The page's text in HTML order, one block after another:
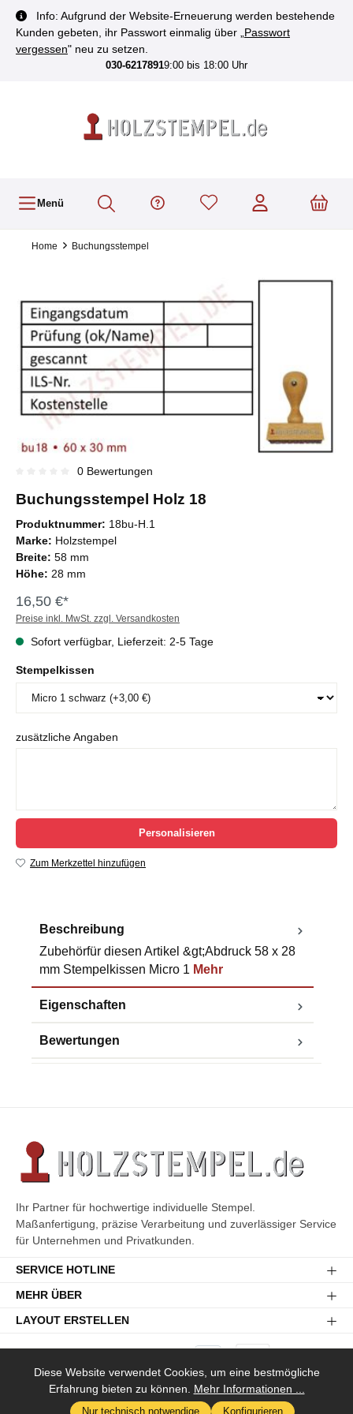
springen
Info: Aufgrund der Website-Erneuerung werden bestehende
Kunden gebeten, ihr Passwort einmalig über „ Passwort
vergessen" neu zu setzen.
030-62178919:00 bis 18:00 Uhr
Menü
Home Buchungsstempel
0 Bewertungen
Buchungsstempel Holz 18
Produktnummer: 18bu-H.1
Marke: Holzstempel
Breite: 58 mm
Höhe: 28 mm
16,50 €*
Preise inkl. MwSt. zzgl. Versandkosten
Sofort verfügbar, Lieferzeit: 2-5 Tage
Stempelkissen
zusätzliche Angaben
Personalisieren
Zum Merkzettel hinzufügen
Beschreibung
Zubehörfür diesen Artikel &gt;Abdruck 58 x 28
mm Stempelkissen Micro 1 Mehr
Eigenschaften
Bewertungen
Ihr Partner für hochwertige individuelle Stempel.
Maßanfertigung, präzise Verarbeitung und zuverlässiger Service
für Unternehmen und Privatkunden.
SERVICE HOTLINE
MEHR ÜBER
LAYOUT ERSTELLEN
* Alle Preise inkl. gesetzl. Mehrwertsteuer zzgl. Versandkosten
Diese Website verwendet Cookies, um eine bestmögliche
Erfahrung bieten zu können. Mehr Informationen ...
Nur technisch notwendige Konfigurieren